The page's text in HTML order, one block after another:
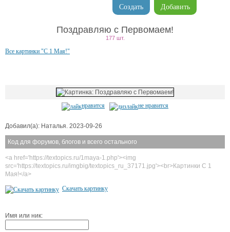
Добавить
Создать
Поздравляю с Первомаем!
177 шт.
Все картинки "С 1 Мая!"
нравится не нравится
Добавил(а): Наталья. 2023-09-26
Код для форумов, блогов и всего остального
<a href='https://textopics.ru/1maya-1.php'><img
src='https://textopics.ru/imgbig/textopics_ru_37171.jpg'><br>Картинки С 1
Мая!</a>
Скачать картинку
Имя или ник: